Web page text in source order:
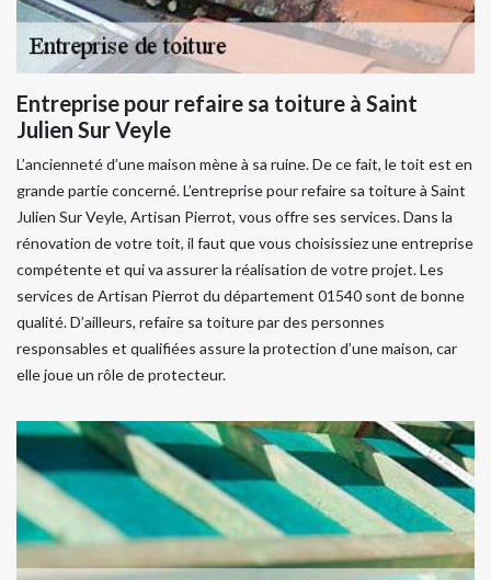
Entreprise pour refaire sa toiture à Saint
Julien Sur Veyle
L’ancienneté d’une maison mène à sa ruine. De ce fait, le toit est en
grande partie concerné. L’entreprise pour refaire sa toiture à Saint
Julien Sur Veyle, Artisan Pierrot, vous offre ses services. Dans la
rénovation de votre toit, il faut que vous choisissiez une entreprise
compétente et qui va assurer la réalisation de votre projet. Les
services de Artisan Pierrot du département 01540 sont de bonne
qualité. D’ailleurs, refaire sa toiture par des personnes
responsables et qualifiées assure la protection d’une maison, car
elle joue un rôle de protecteur.